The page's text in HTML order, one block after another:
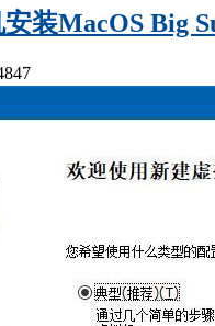
装MacOS Big
7